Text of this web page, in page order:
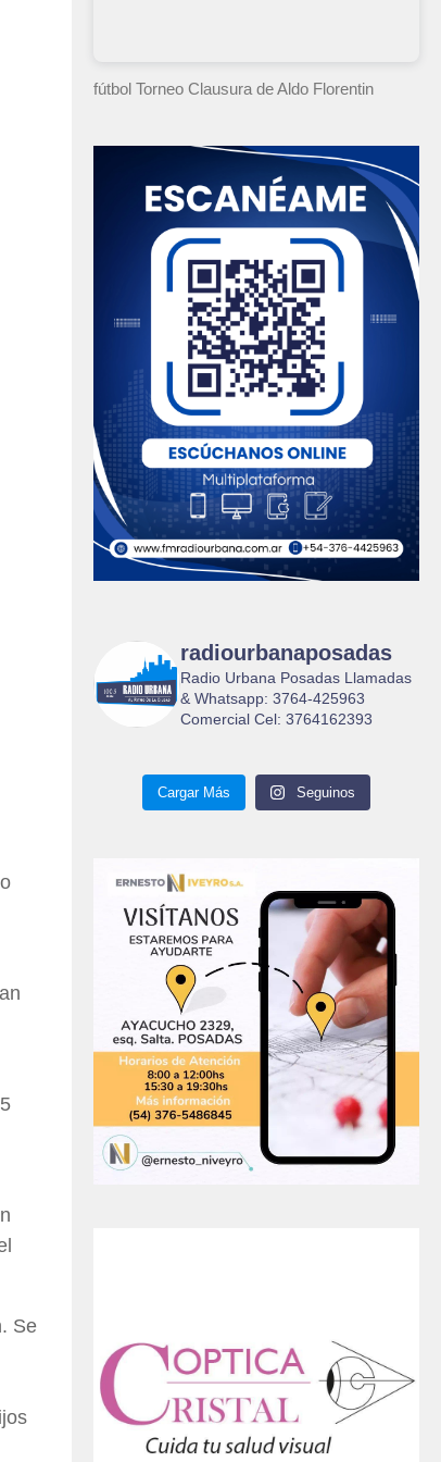
Se
fútbol Torneo Clausurade Aldo Florentin
radiourbanaposadas
Radio Urbana Posadas Llamadas
& Whatsapp: 3764-425963
Comercial Cel: 3764162393
Cargar Más Seguinos